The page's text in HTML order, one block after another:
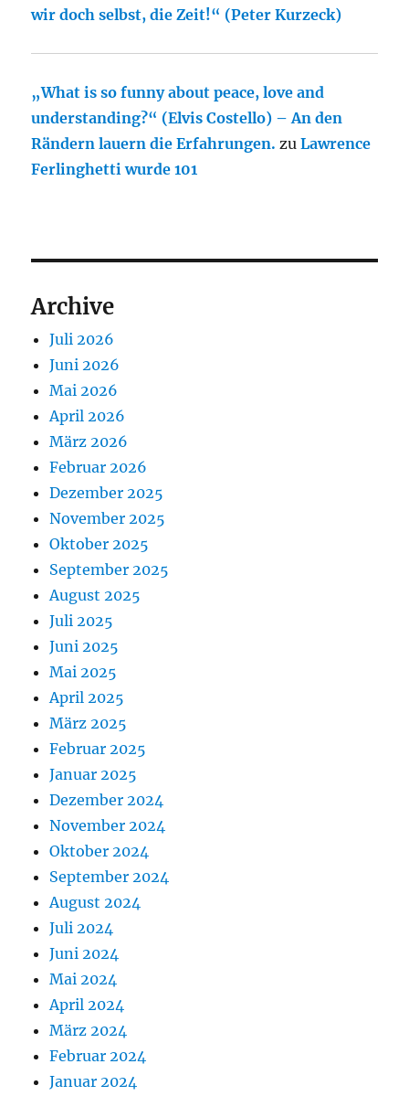
wir doch selbst, die Zeit!“ (Peter Kurzeck)
„What is so funny about peace, love and
understanding?“ (Elvis Costello) – An den
Rändern lauern die Erfahrungen. zuLawrence
Ferlinghetti wurde 101
Archive
Juli 2026
Juni 2026
Mai 2026
April 2026
März 2026
Februar 2026
Dezember 2025
November 2025
Oktober 2025
September 2025
August 2025
Juli 2025
Juni 2025
Mai 2025
April 2025
März 2025
Februar 2025
Januar 2025
Dezember 2024
November 2024
Oktober 2024
September 2024
August 2024
Juli 2024
Juni 2024
Mai 2024
April 2024
März 2024
Februar 2024
Januar 2024